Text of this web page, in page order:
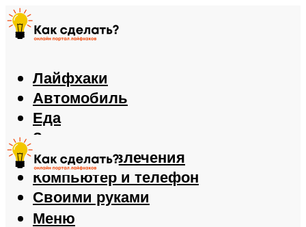
Лайфхаки
Автомобиль
Еда
Здоровье
Игры и развлечения
Компьютер и телефон
Своими руками
Меню